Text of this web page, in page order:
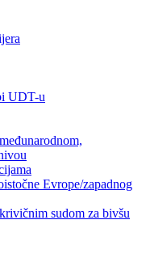
UDT-u
Evrope/zapadnog
sudom za bivšu